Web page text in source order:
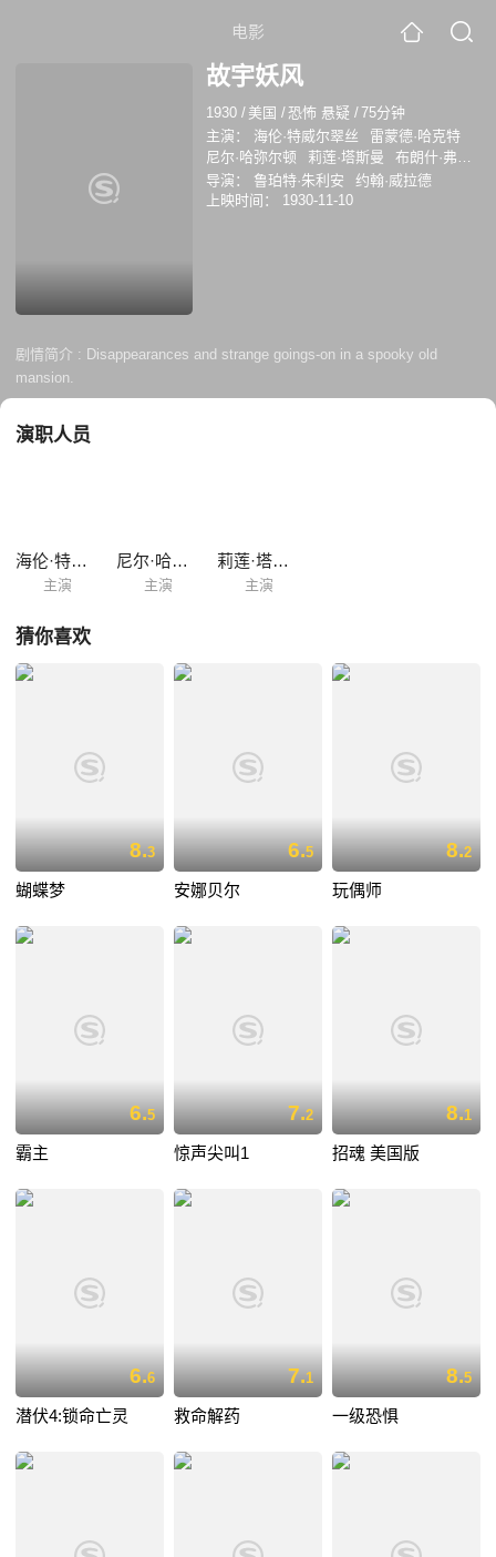
电影
故宇妖风
1930 / 美国 /恐怖 悬疑 /75分钟
主演：
海伦·特威尔翠丝
雷蒙德·哈克特
尼尔·哈弥尔顿
莉莲·塔斯曼
布朗什·弗雷
德里克
蒙塔古·洛夫 劳伦斯·格兰特
莎白·帕特森
让·赫肖尔特
导演： 鲁珀特·朱利安
约翰·威拉德
上映时间：
1930-11-10
剧情简介 : Disappearances and strange goings-on in a spooky old
mansion.
演职人员
海伦·特威尔翠丝
主演
尼尔·哈弥尔顿
主演
莉莲·塔斯曼
主演
猜你喜欢
8.3
蝴蝶梦
6.5
安娜贝尔
8.2
玩偶师
6.5
霸主
7.2
惊声尖叫1
8.1
招魂 美国版
6.6
潜伏4:锁命亡灵
7.1
救命解药
8.5
一级恐惧